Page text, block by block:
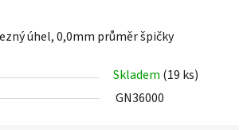
úhel, 0,0mm průměr špičky
Skladem (19 ks)
GN36000